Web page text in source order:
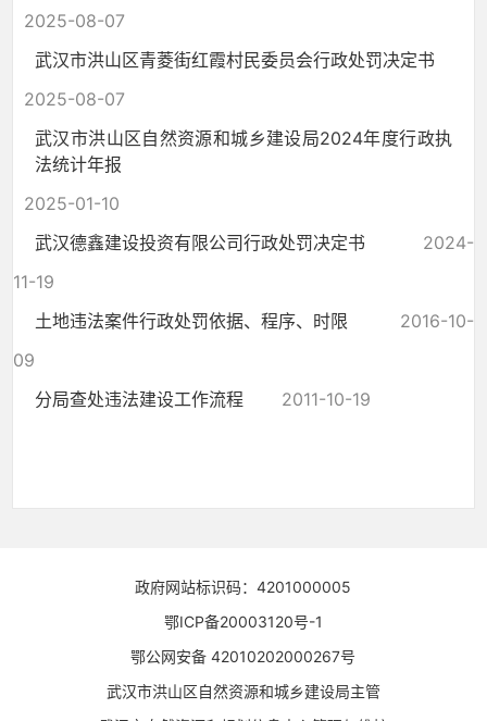
2025-08-07
武汉市洪山区青菱街红霞村民委员会行政处罚决定书
2025-08-07
武汉市洪山区自然资源和城乡建设局2024年度行政执
法统计年报
2025-01-10
武汉德鑫建设投资有限公司行政处罚决定书
2024-
11-19
土地违法案件行政处罚依据、程序、时限
2016-10-
09
分局查处违法建设工作流程
2011-10-19
政府网站标识码：4201000005
鄂ICP备20003120号-1
鄂公网安备 42010202000267号
武汉市洪山区自然资源和城乡建设局主管